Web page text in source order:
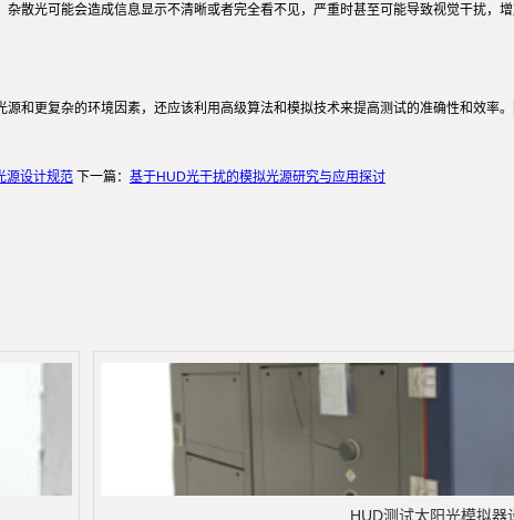
散光可能会造成信息显示不清晰或者完全看不见，严重时甚至可能导致视觉干扰，
和更复杂的环境因素，还应该利用高级算法和模拟技术来提高测试的准确性和效率
源设计规范下一篇： 基于HUD光干扰的模拟光源研究与应用探讨
HUD测试太阳光模拟器